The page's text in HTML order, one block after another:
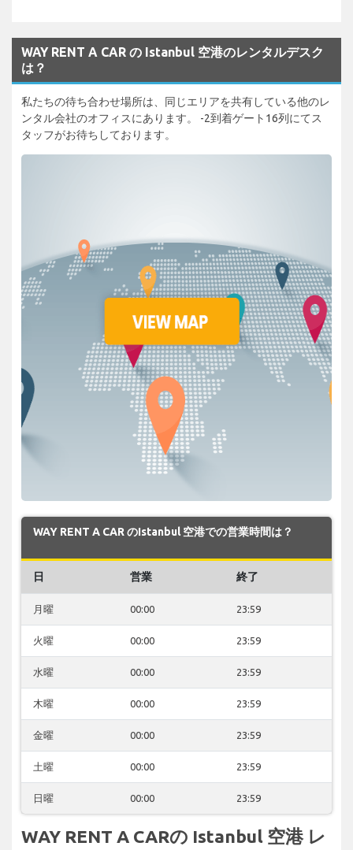
WAY RENT A CAR の Istanbul 空港のレンタルデスク
は？
私たちの待ち合わせ場所は、同じエリアを共有している他のレ
ンタル会社のオフィスにあります。 -2到着ゲート16列にてス
タッフがお待ちしております。
WAY RENT A CAR のIstanbul 空港での営業時間は？
日 営業 終了
月曜 00:00 23:59
火曜 00:00 23:59
水曜 00:00 23:59
木曜 00:00 23:59
金曜 00:00 23:59
土曜 00:00 23:59
日曜 00:00 23:59
WAY RENT A CARの Istanbul 空港 レ